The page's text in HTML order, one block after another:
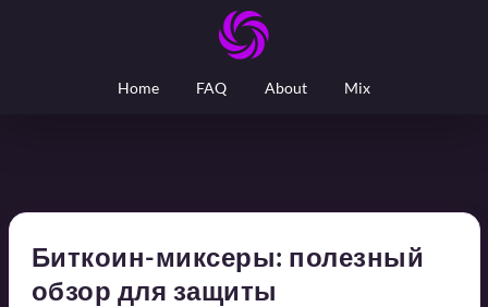
Home FAQ About Mix
Биткоин-миксеры: полезный
обзор для защиты